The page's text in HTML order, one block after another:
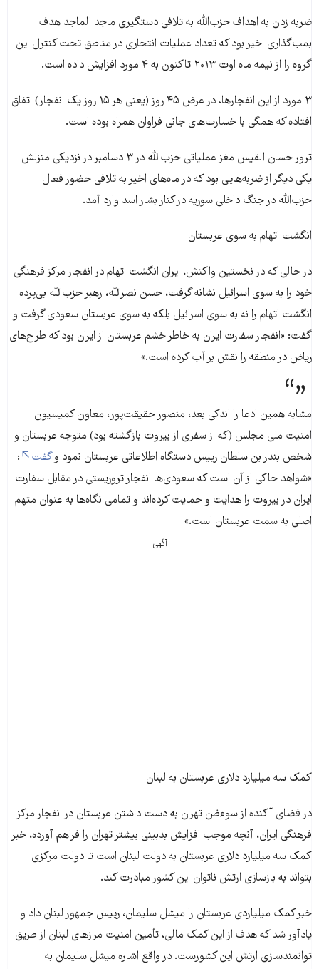
ضربه زدن به اهداف حزب‌الله به تلافی دستگیری ماجد الماجد هدف
بمب‌گذاری اخیر بود که تعداد عملیات انتحاری در مناطق تحت کنترل این
گروه را از نیمه ماه اوت ۲۰۱۳ تاکنون به ۴ مورد افزایش داده است.
۳ مورد از این انفجارها، در عرض ۴۵ روز (یعنی هر ۱۵ روز یک انفجار) اتفاق
افتاده که همگی با خسارت‌های جانی فراوان همراه بوده است.
ترور حسان القیس مغز عملیاتی حزب‌الله در ۳ دسامبر در نزدیکی منزلش
یکی دیگر از ضربه‌هایی بود که در ماه‌های اخیر به تلافی حضور فعال
حزب‌الله در جنگ داخلی سوریه در کنار بشار اسد وارد آمد.
انگشت اتهام به سوی عربستان
در حالی که در نخستین واکنش، ایران انگشت اتهام در انفجار مرکز فرهنگی
خود را به سوی اسرائیل نشانه گرفت، حسن نصرالله، رهبر حزب‌الله بی‌پرده
انگشت اتهام را نه به سوی اسرائیل بلکه به سوی عربستان سعودی گرفت و
گفت: «انفجار سفارت ایران به خاطر خشم عربستان از ایران بود که طرح‌های
ریاض در منطقه را نقش بر آب کرده است.»
مشابه همین ادعا را اندکی بعد، منصور حقیقت‌پور، معاون کمیسیون
امنیت ملی مجلس (که از سفری از بیروت بازگشته بود) متوجه عربستان و
شخص بندر بن سلطان رییس دستگاه اطلاعاتی عربستان نمود و گفت
:
«شواهد حاکی از آن است که سعودی‌ها انفجار تروريستی در مقابل سفارت
ايران در بيروت را هدايت و حمايت کرده‌اند و تمامی نگاه‌ها به عنوان متهم
اصلی به سمت عربستان است.»
آگهی
کمک سه میلیارد دلاری عربستان به لبنان
در فضای آکنده از سوءظن تهران به دست داشتن عربستان در انفجار مرکز
فرهنگی ایران، آنچه موجب افزایش بدبینی بیشتر تهران را فراهم آورده، خبر
کمک سه میلیارد دلاری عربستان به دولت لبنان است تا دولت مرکزی
بتواند به بازسازی ارتش ناتوان این کشور مبادرت کند.
خبر کمک میلیاردی عربستان را میشل سلیمان، رییس جمهور لبنان داد و
یادآور شد که هدف از این کمک مالی، تأمین امنیت مرزهای لبنان از طریق
توانمندسازی ارتش این کشورست. در واقع اشاره میشل سلیمان به